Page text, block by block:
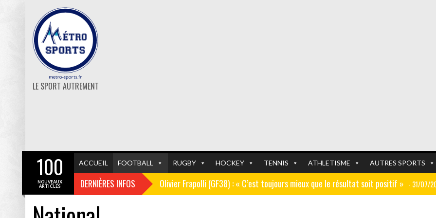
LE SPORT AUTREMENT
ACCUEIL FOOTBALL RUGBY HOCKEY TENNIS ATHLETISME AUTRES SPORTS
DERNIÈRES INFOS Olivier Frapolli (GF38) : « C’est toujours mieux que le résultat soit positif » - 31/07/
100
NOUVEAUX
ARTICLES
GF38